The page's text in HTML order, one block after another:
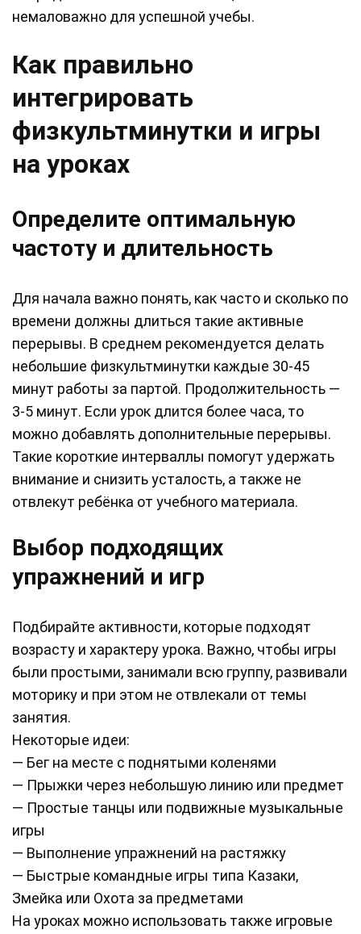
немаловажно для успешной учебы.
Как правильно
интегрировать
физкультминутки и игры
на уроках
Определите оптимальную
частоту и длительность
Для начала важно понять, как часто и сколько по
времени должны длиться такие активные
перерывы. В среднем рекомендуется делать
небольшие физкультминутки каждые 30-45
минут работы за партой. Продолжительность —
3-5 минут. Если урок длится более часа, то
можно добавлять дополнительные перерывы.
Такие короткие интерваллы помогут удержать
внимание и снизить усталость, а также не
отвлекут ребёнка от учебного материала.
Выбор подходящих
упражнений и игр
Подбирайте активности, которые подходят
возрасту и характеру урока. Важно, чтобы игры
были простыми, занимали всю группу, развивали
моторику и при этом не отвлекали от темы
занятия.
Некоторые идеи:
— Бег на месте с поднятыми коленями
— Прыжки через небольшую линию или предмет
— Простые танцы или подвижные музыкальные
игры
— Выполнение упражнений на растяжку
— Быстрые командные игры типа Казаки,
Змейка или Охота за предметами
На уроках можно использовать также игровые